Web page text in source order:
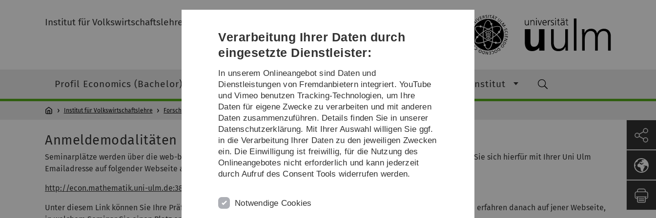
Direkt
Direkt
Direkt
(Sprache,
Drucken,
Social
Direkt
Direkt
Institut für Volkswirtschaftslehre
Profil Economics (Bachelor) Profil Economics (Master) Forschung und Lehre Institut
Institut für Volkswirtschaftslehre Forschung und Lehre Seminare
Anmeldemodalitäten
Seminarplätze werden über die web-basierte, zentrale Seminarplatzvergabe des WiWi Fachbereiches vergeben. Melden Sie sich hierfür mit Ihrer Uni Ulm
Emailadresse auf folgender Webseite an:
http://econ.mathematik.uni-ulm.de:3838/semapps/stud_de/
Unter diesem Link können Sie Ihre Präferenzen über alle angebotenen Seminare für das aktuelle Semester eintragen. Sie erfahren danach auf jener Webseite,
Verarbeitung Ihrer Daten durch
eingesetzte Dienstleister:
In unserem Onlineangebot sind Daten und
Dienstleistungen von Fremdanbietern integriert. YouTube
und Vimeo benutzen Tracking-Technologien, um Ihre
Daten für eigene Zwecke zu verarbeiten und mit anderen
Daten zusammenzuführen. Details finden Sie in unserer
Datenschutzerklärung. Mit Ihrer Auswahl willigen Sie ggf.
in die Verarbeitung Ihrer Daten zu den jeweiligen Zwecken
ein. Die Einwilligung ist freiwillig, für die Nutzung des
Onlineangebotes nicht erforderlich und kann jederzeit
durch Aufruf des Consent Tools widerrufen werden.
Notwendige Cookies